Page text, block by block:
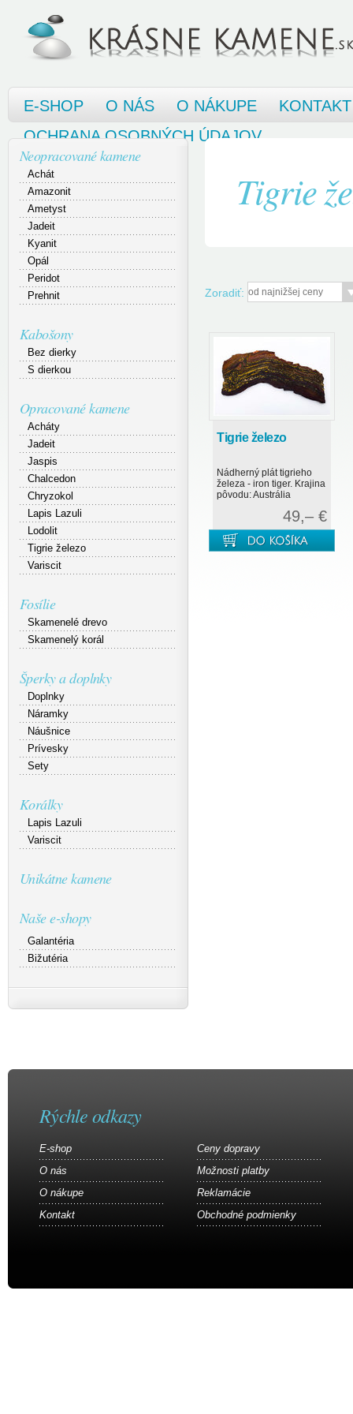
E-SHOP O NÁS O NÁKUPE
KONTAKT
OCHRANA OSOBNÝCH ÚDAJOV
Neopracované kamene
Achát
Amazonit
Ametyst
Jadeit
Kyanit
Opál
Peridot
Prehnit
Kabošony
Bez dierky
S dierkou
Opracované kamene
Acháty
Jadeit
Jaspis
Chalcedon
Chryzokol
Lapis Lazuli
Lodolit
Tigrie železo
Variscit
Fosílie
Skamenelé drevo
Skamenelý korál
Šperky a doplnky
Doplnky
Náramky
Náušnice
Prívesky
Sety
Korálky
Lapis Lazuli
Variscit
Unikátne kamene
Naše e-shopy
Galantéria
Bižutéria
Tigrie
Zoradiť:
Tigrie železo
Nádherný plát tigrieho
železa - iron tiger. Krajina
pôvodu: Austrália
49,– €
Rýchle odkazy
E-shop
O nás
O nákupe
Kontakt
Ceny dopravy
Možnosti platby
Reklamácie
Obchodné podmienky